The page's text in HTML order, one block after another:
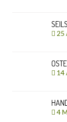
25
14
4